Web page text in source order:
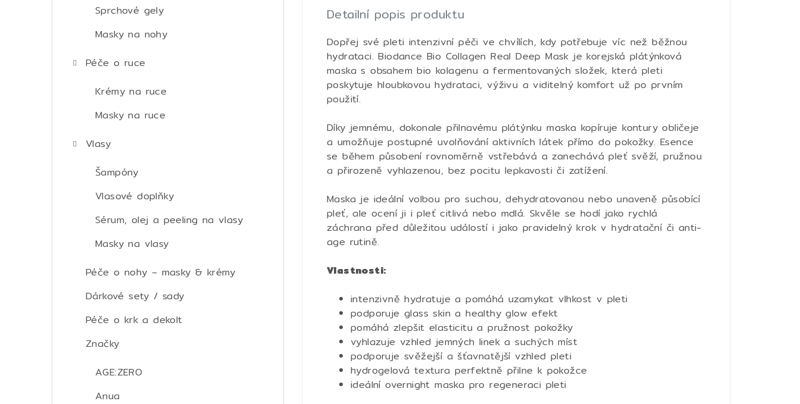
Sprchové gely
Masky na nohy
Péče o ruce
Krémy na ruce
Masky na ruce
Vlasy
Šampóny
Vlasové doplňky
Sérum, olej a peeling na vlasy
Masky na vlasy
Péče o nohy – masky & krémy
Dárkové sety / sady
Péče o krk a dekolt
Značky
AGE:ZERO
Anua
Detailní popis produktu
Dopřej své pleti intenzivní péči ve chvílích, kdy potřebuje víc než běžnou
hydrataci. Biodance Bio Collagen Real Deep Mask je korejská plátýnková
maska s obsahem bio kolagenu a fermentovaných složek, která pleti
poskytuje hloubkovou hydrataci, výživu a viditelný komfort už po prvním
použití.
Díky jemnému, dokonale přilnavému plátýnku maska kopíruje kontury obličeje
a umožňuje postupné uvolňování aktivních látek přímo do pokožky. Esence
se během působení rovnoměrně vstřebává a zanechává pleť svěží, pružnou
a přirozeně vyhlazenou, bez pocitu lepkavosti či zatížení.
Maska je ideální volbou pro suchou, dehydratovanou nebo unaveně působící
pleť, ale ocení ji i pleť citlivá nebo mdlá. Skvěle se hodí jako rychlá
záchrana před důležitou událostí i jako pravidelný krok v hydratační či anti-
age rutině.
Vlastnosti:
intenzivně hydratuje a pomáhá uzamykat vlhkost v pleti
podporuje glass skin a healthy glow efekt
pomáhá zlepšit elasticitu a pružnost pokožky
vyhlazuje vzhled jemných linek a suchých míst
podporuje svěžejší a šťavnatější vzhled pleti
hydrogelová textura perfektně přilne k pokožce
ideální overnight maska pro regeneraci pleti